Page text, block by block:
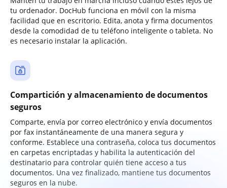
tu ordenador. DocHub funciona en móvil con la misma
facilidad que en escritorio. Edita, anota y firma documentos
desde la comodidad de tu teléfono inteligente o tableta. No
es necesario instalar la aplicación.
Compartición y almacenamiento de documentos
seguros
Comparte, envía por correo electrónico y envía documentos
por fax instantáneamente de una manera segura y
conforme. Establece una contraseña, coloca tus documentos
en carpetas encriptadas y habilita la autenticación del
destinatario para controlar quién tiene acceso a tus
documentos. Una vez finalizado, mantiene tus documentos
seguros en la nube.